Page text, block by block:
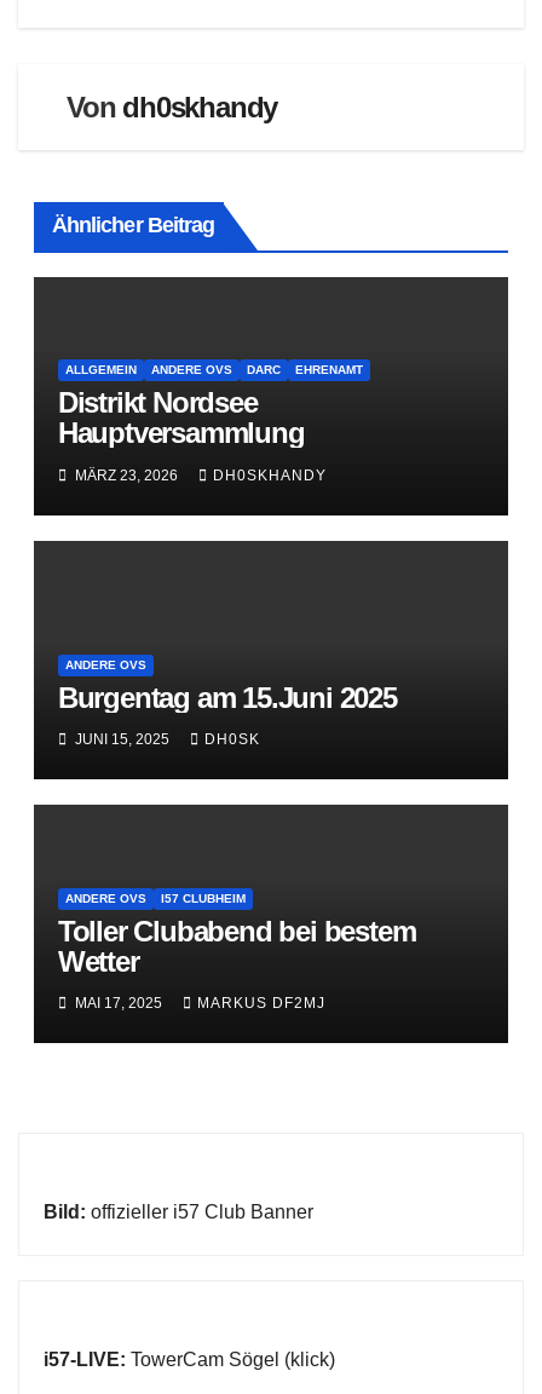
Von dh0skhandy
Ähnlicher Beitrag
ALLGEMEIN ANDERE OVS DARC EHRENAMT
Distrikt Nordsee
Hauptversammlung
MÄRZ 23, 2026 DH0SKHANDY
ANDERE OVS
Burgentag am 15.Juni 2025
JUNI 15, 2025 DH0SK
ANDERE OVS I57 CLUBHEIM
Toller Clubabend bei bestem
Wetter
MAI 17, 2025 MARKUS DF2MJ
Bild: offizieller i57 Club Banner
i57-LIVE: TowerCam Sögel (klick)